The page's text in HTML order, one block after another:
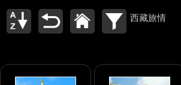
西藏旅情